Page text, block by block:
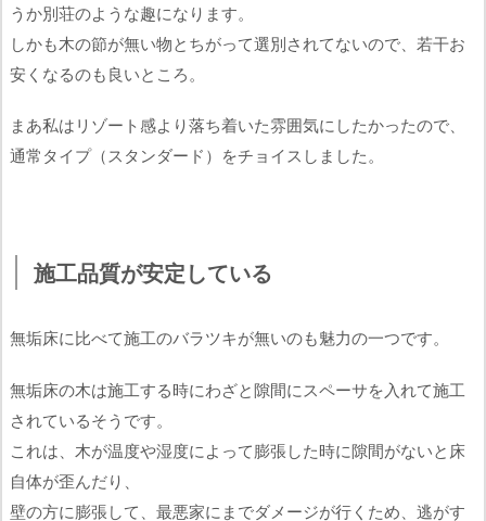
うか別荘のような趣になります。
しかも木の節が無い物とちがって選別されてないので、若干お
安くなるのも良いところ。
まあ私はリゾート感より落ち着いた雰囲気にしたかったので、
通常タイプ（スタンダード）をチョイスしました。
施工品質が安定している
無垢床に比べて施工のバラツキが無いのも魅力の一つです。
無垢床の木は施工する時にわざと隙間にスペーサを入れて施工
されているそうです。
これは、木が温度や湿度によって膨張した時に隙間がないと床
自体が歪んだり、
壁の方に膨張して、最悪家にまでダメージが行くため、逃がす